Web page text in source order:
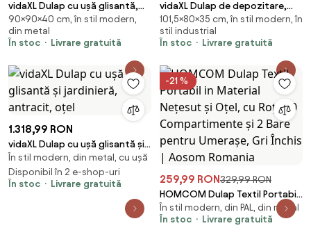
vidaXL Dulap cu ușă glisantă,
antracit, 90x40x90 cm, oțel
90×90×40 cm, în stil modern,
din metal
În stoc
Livrare gratuită
vidaXL Dulap de depozitare,
negru, 80x35x101,5 cm, oțel
101,5×80×35 cm, în stil modern, în
stil industrial
În stoc
Livrare gratuită
1.318,99 RON
vidaXL Dulap cu ușă glisantă și
jardinieră, antracit, oțel
În stil modern, din metal, cu ușă
Disponibil în 2 e-shop-uri
În stoc
Livrare gratuită
-21 %
259,99 RON329,99 RON
HOMCOM Dulap Textil Portabil
in Material Nețesut și Oțel, cu
Roți, 10 Compartimente și 2
În stil modern, din PAL, din metal
În stoc
Livrare gratuită